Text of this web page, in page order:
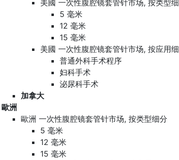
美國 一次性腹腔镜套管针市场, 按类型
5 毫米
12 毫米
15 毫米
美國 一次性腹腔镜套管针市场, 按应用
普通外科手术程序
妇科手术
泌尿科手术
加拿大
歐洲
歐洲 一次性腹腔镜套管针市场, 按类型细分
5 毫米
12 毫米
15 毫米